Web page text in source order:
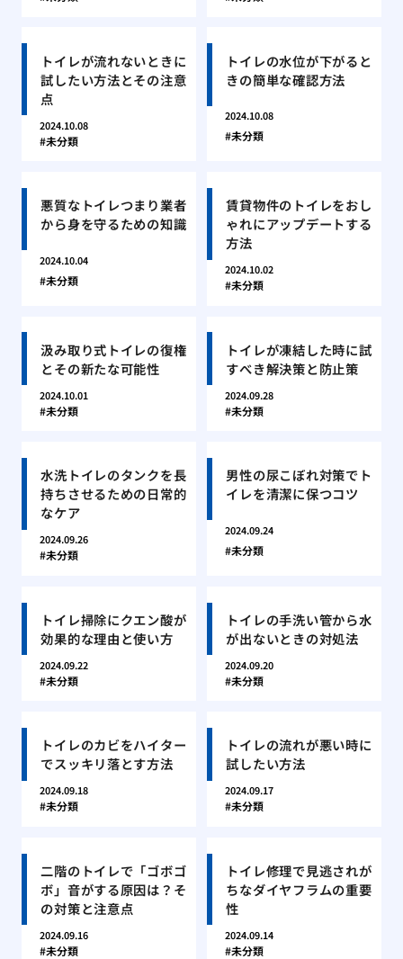
トイレが流れないときに
試したい方法とその注意
点
2024.10.08
未分類
トイレの水位が下がると
きの簡単な確認方法
2024.10.08
未分類
悪質なトイレつまり業者
から身を守るための知識
2024.10.04
未分類
賃貸物件のトイレをおし
ゃれにアップデートする
方法
2024.10.02
未分類
汲み取り式トイレの復権
とその新たな可能性
2024.10.01
未分類
トイレが凍結した時に試
すべき解決策と防止策
2024.09.28
未分類
水洗トイレのタンクを長
持ちさせるための日常的
なケア
2024.09.26
未分類
男性の尿こぼれ対策でト
イレを清潔に保つコツ
2024.09.24
未分類
トイレ掃除にクエン酸が
効果的な理由と使い方
2024.09.22
未分類
トイレの手洗い管から水
が出ないときの対処法
2024.09.20
未分類
トイレのカビをハイター
でスッキリ落とす方法
2024.09.18
未分類
トイレの流れが悪い時に
試したい方法
2024.09.17
未分類
二階のトイレで「ゴボゴ
ボ」音がする原因は？そ
の対策と注意点
2024.09.16
未分類
トイレ修理で見逃されが
ちなダイヤフラムの重要
性
2024.09.14
未分類